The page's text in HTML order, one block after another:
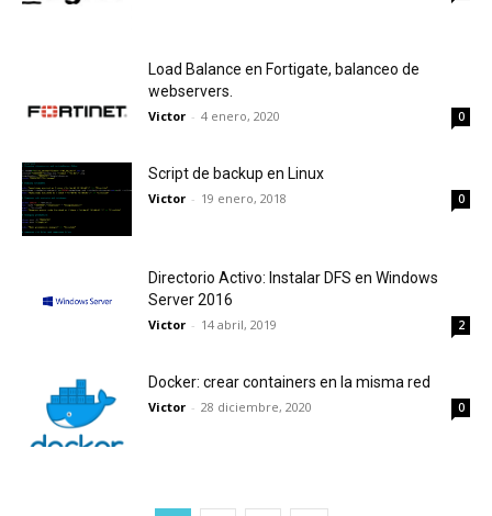
Load Balance en Fortigate, balanceo de
webservers.
Victor - 4 enero, 2020 0
Script de backup en Linux
Victor - 19 enero, 2018 0
Directorio Activo: Instalar DFS en Windows
Server 2016
Victor - 14 abril, 2019 2
Docker: crear containers en la misma red
Victor - 28 diciembre, 2020 0